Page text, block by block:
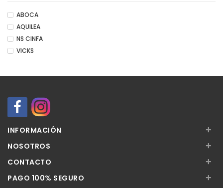
ABOCA
AQUILEA
NS CINFA
VICKS
INFORMACIÓN +
NOSOTROS +
CONTACTO +
PAGO 100% SEGURO +